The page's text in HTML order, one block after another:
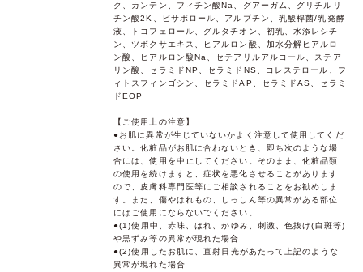
ク、カンテン、フィチン酸Na、グアーガム、グリチルリ
チン酸2K、ビサボロール、アルブチン、乳酸桿菌/乳発酵
液、トコフェロール、グルタチオン、初乳、水添レシチ
ン、ツボクサエキス、ヒアルロン酸、加水分解ヒアルロ
ン酸、ヒアルロン酸Na、セテアリルアルコール、ステア
リン酸、セラミドNP、セラミドNS、コレステロール、フ
ィトスフィンゴシン、セラミドAP、セラミドAS、セラミ
ドEOP
【ご使用上の注意】
●お肌に異常が生じていないかよく注意して使用してくだ
さい。化粧品がお肌に合わないとき、即ち次のような場
合には、使用を中止してください。そのまま、化粧品類
の使用を続けますと、症状を悪化させることがあります
ので、皮膚科専門医等にご相談されることをお勧めしま
す。また、傷やはれもの、しっしん等の異常がある部位
にはご使用にならないでください。
●(1)使用中、赤味、はれ、かゆみ、刺激、色抜け(白斑等)
や黒ずみ等の異常が現れた場合
●(2)使用したお肌に、直射日光があたって上記のような
異常が現れた場合